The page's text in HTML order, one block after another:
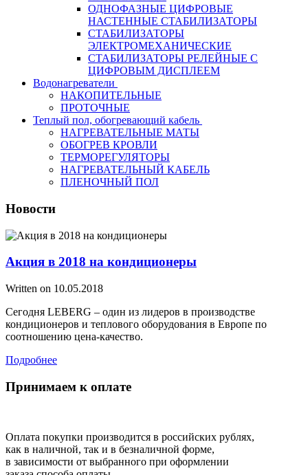
ОДНОФАЗНЫЕ ЦИФРОВЫЕ
НАСТЕННЫЕ СТАБИЛИЗАТОРЫ
СТАБИЛИЗАТОРЫ
ЭЛЕКТРОМЕХАНИЧЕСКИЕ
СТАБИЛИЗАТОРЫ РЕЛЕЙНЫЕ С
ЦИФРОВЫМ ДИСПЛЕЕМ
Водонагреватели
НАКОПИТЕЛЬНЫЕ
ПРОТОЧНЫЕ
Теплый пол, обогревающий кабель
НАГРЕВАТЕЛЬНЫЕ МАТЫ
ОБОГРЕВ КРОВЛИ
ТЕРМОРЕГУЛЯТОРЫ
НАГРЕВАТЕЛЬНЫЙ КАБЕЛЬ
ПЛЕНОЧНЫЙ ПОЛ
Новости
Акция в 2018 на кондиционеры
Written on 10.05.2018
Сегодня LEBERG – один из лидеров в производстве
кондиционеров и теплового оборудования в Европе по
соотношению цена-качество.
Подробнее
Принимаем к оплате
Оплата покупки производится в российских рублях,
как в наличной, так и в безналичной форме,
в зависимости от выбранного при оформлении